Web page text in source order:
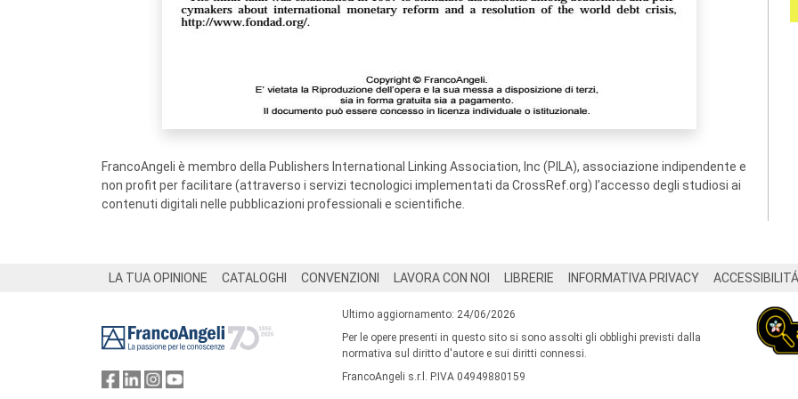
FrancoAngeli è membro della Publishers International Linking Association, Inc (PILA), associazione indipendente e
non profit per facilitare (attraverso i servizi tecnologici implementati da CrossRef.org) l’accesso degli studiosi ai
contenuti digitali nelle pubblicazioni professionali e scientifiche.
LA TUA OPINIONE CATALOGHI CONVENZIONI LAVORA CON NOI LIBRERIE INFORMATIVA PRIVACY ACCESSIBILITÁ
Ultimo aggiornamento: 24/06/2026
Per le opere presenti in questo sito si sono assolti gli obblighi previsti dalla
normativa sul diritto d'autore e sui diritti connessi.
FrancoAngeli s.r.l. P.IVA 04949880159